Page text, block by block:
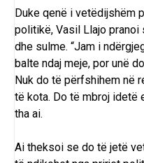
Duke qenë i vetëdijshëm
politikë, Vasil Llajo
dhe sulme. “Jam i
balte ndaj meje, por unë
Nuk do të përfshihem në
të kota. Do të mbroj idetë
tha ai.
Ai theksoi se do të jetë